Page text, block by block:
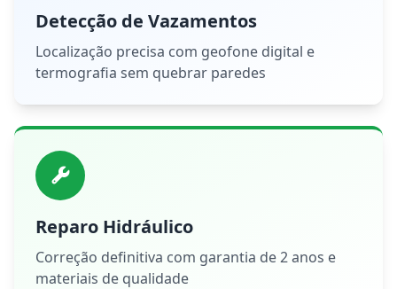
Detecção de Vazamentos
Localização precisa com geofone digital e
termografia sem quebrar paredes
Reparo Hidráulico
Correção definitiva com garantia de 2 anos e
materiais de qualidade